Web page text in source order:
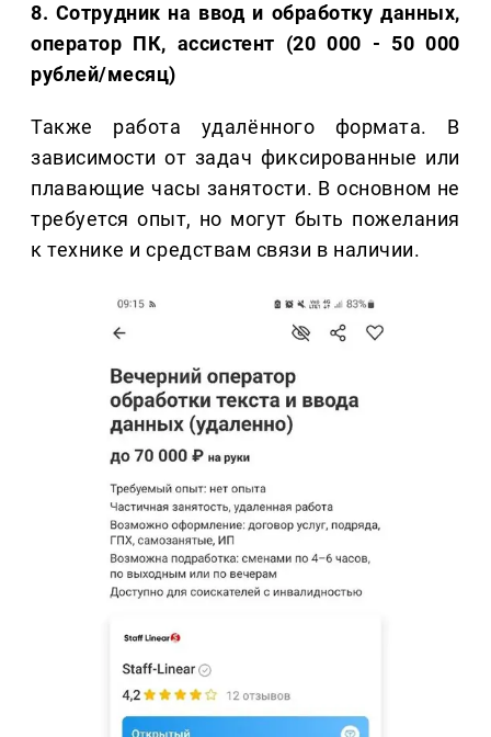
8. Сотрудник на ввод и обработку данных,
оператор ПК, ассистент (20 000 - 50 000
рублей/месяц)
Также работа удалённого формата. В
зависимости от задач фиксированные или
плавающие часы занятости. В основном не
требуется опыт, но могут быть пожелания
к технике и средствам связи в наличии.